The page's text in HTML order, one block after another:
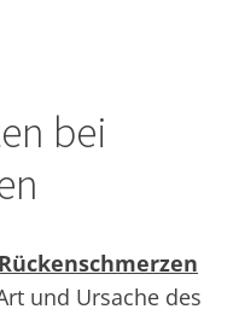
bei
und Ursache des